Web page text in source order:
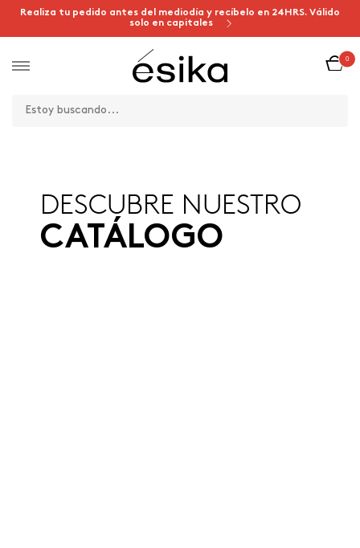
Realiza tu pedido antes del mediodía y recíbelo en 24HRS. Válido
solo en capitales
0
DESCUBRE NUESTRO
CATÁLOGO